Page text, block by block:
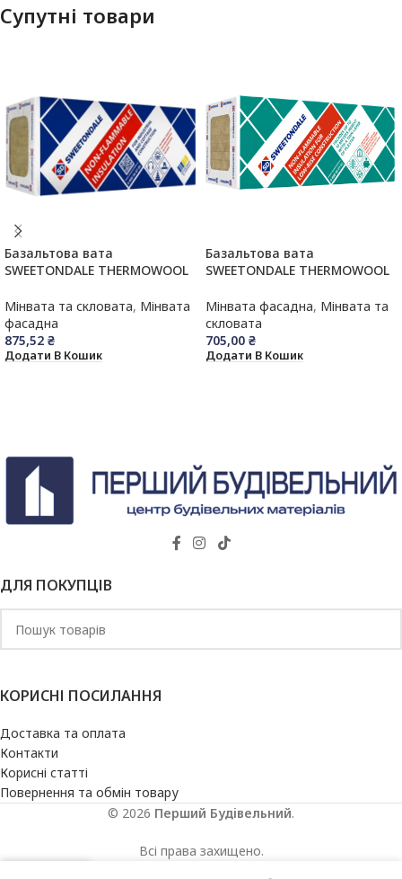
Супутні товари
Базальтова вата
SWEETONDALE THERMOWOOL
100x600x1200 мм (1,44 м.кв)
Мінвата та скловата, Мінвата
фасадна
875,52 ₴
Додати В Кошик
Базальтова вата
SWEETONDALE THERMOWOOL
Оптима), 1200х600х100мм
(1,44м.кв.)
Мінвата фасадна, Мінвата та
скловата
705,00 ₴
Додати В Кошик
ДЛЯ ПОКУПЦІВ
КОРИСНІ ПОСИЛАННЯ
Доставка та оплата
Контакти
Корисні статті
Повернення та обмін товару
© 2026 Перший Будівельний.
Всі права захищено.